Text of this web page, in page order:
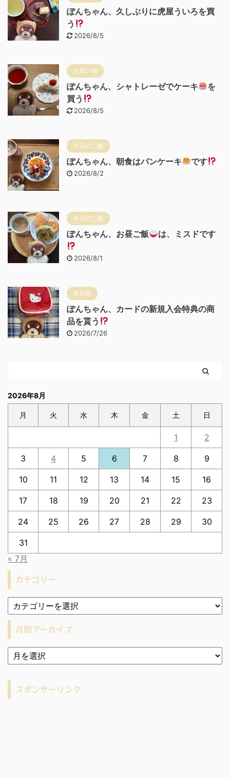
ぽんちゃん、久しぶりに虎屋ういろを買
う
2026/8/5
お買い物
ぽんちゃん、シャトレーゼでケーキ
を
買う
2026/8/5
今日のご飯
ぽんちゃん、朝食はパンケーキ です
2026/8/2
今日のご飯
ぽんちゃん、お昼ご飯 は、ミスドです
2026/8/1
未分類
ぽんちゃん、カードの新規入会特典の商
品を貰う
2026/7/26
2026年8月
月 火 水 木 金 土 日
1 2
3 4 5 6 7 8 9
10 11 12 13 14 15 16
17 18 19 20 21 22 23
24 25 26 27 28 29 30
31
« 7月
カテゴリー
月間アーカイブ
ア
ー
ブ
スポンサーリンク